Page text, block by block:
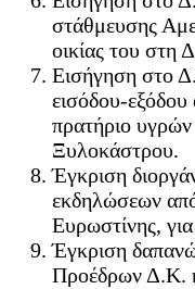
στάθμευσης
οικίας του
Εισήγηση στο
εισόδου-
πρατήριο
Ξυλοκάστρου.
Έγκριση
εκδηλώσεων
Ευρωστίνης,
Έγκριση
Προέδρων Δ.Κ.